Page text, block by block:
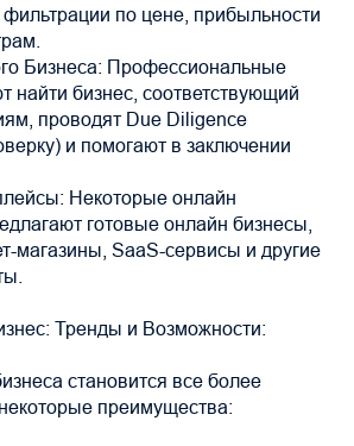
по цене, прибыльности
Бизнеса: Профессиональные
найти бизнес, соответствующий
проводят Due Diligence
и помогают в заключении
Некоторые онлайн
готовые онлайн бизнесы,
магазины, SaaS-сервисы и другие
Тренды и Возможности:
становится все более
преимущества: